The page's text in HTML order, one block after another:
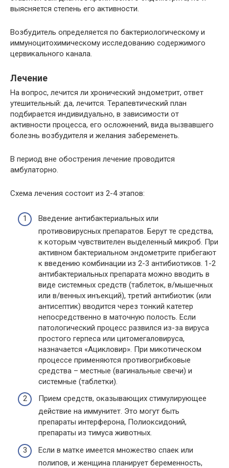
выясняется степень его активности.
Возбудитель определяется по бактериологическому и
иммуноцитохимическому исследованию содержимого
цервикального канала.
Лечение
На вопрос, лечится ли хронический эндометрит, ответ
утешительный: да, лечится. Терапевтический план
подбирается индивидуально, в зависимости от
активности процесса, его осложнений, вида вызвавшего
болезнь возбудителя и желания забеременеть.
В период вне обострения лечение проводится
амбулаторно.
Схема лечения состоит из 2-4 этапов:
Введение антибактериальных или
противовирусных препаратов. Берут те средства,
к которым чувствителен выделенный микроб. При
активном бактериальном эндометрите прибегают
к введению комбинации из 2-3 антибиотиков. 1-2
антибактериальных препарата можно вводить в
виде системных средств (таблеток, в/мышечных
или в/венных инъекций), третий антибиотик (или
антисептик) вводится через тонкий катетер
непосредственно в маточную полость. Если
патологический процесс развился из-за вируса
простого герпеса или цитомегаловируса,
назначается «Ацикловир». При микотическом
процессе применяются противогрибковые
средства – местные (вагинальные свечи) и
системные (таблетки).
Прием средств, оказывающих стимулирующее
действие на иммунитет. Это могут быть
препараты интерферона, Полиоксидоний,
препараты из тимуса животных.
Если в матке имеется множество спаек или
полипов, и женщина планирует беременность,